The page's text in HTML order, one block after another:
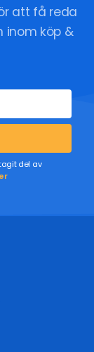
att få reda
inom köp &
del av